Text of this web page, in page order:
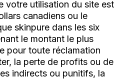
votre utilisation du site est
canadiens ou le
skinpure dans les six
le montant le plus
pour toute réclamation
la perte de profits ou de
indirects ou punitifs, la